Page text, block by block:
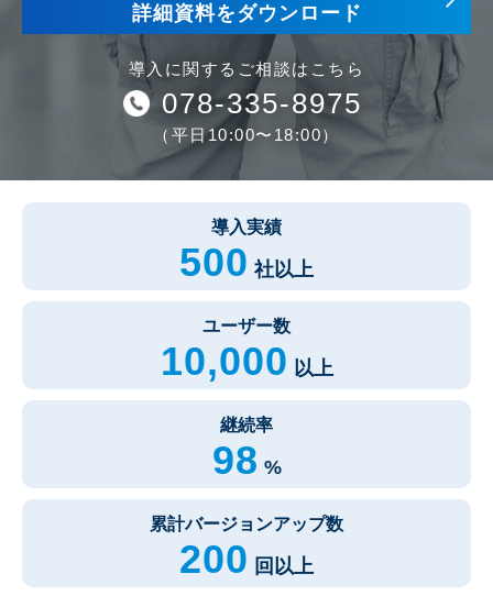
詳細資料をダウンロード
導入に関するご相談はこちら
078-335-8975
（平日10:00〜18:00）
導入実績
500 社以上
ユーザー数
10,000 以上
継続率
98 %
累計バージョンアップ数
200 回以上